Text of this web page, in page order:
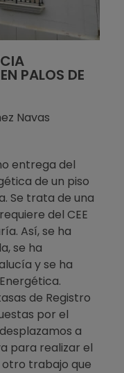
PALOS DE
Navas
entrega del
de un piso
Se trata de una
del CEE
Así, se ha
se ha
y se ha
de Registro
por el
a
para realizar el
otro trabajo que